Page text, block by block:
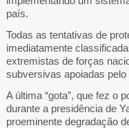
país.
Todas as tentativas de
imediatamente
extremistas de forças
subversivas apoiadas pelo
A última “gota”, que fez o
durante a presidência de
proeminente degradação